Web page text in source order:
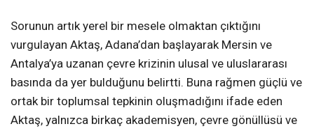
Sorunun artık yerel bir mesele olmaktan çıktığını
vurgulayan Aktaş, Adana’dan başlayarak Mersin ve
Antalya’ya uzanan çevre krizinin ulusal ve uluslararası
basında da yer bulduğunu belirtti. Buna rağmen güçlü ve
ortak bir toplumsal tepkinin oluşmadığını ifade eden
Aktaş, yalnızca birkaç akademisyen, çevre gönüllüsü ve